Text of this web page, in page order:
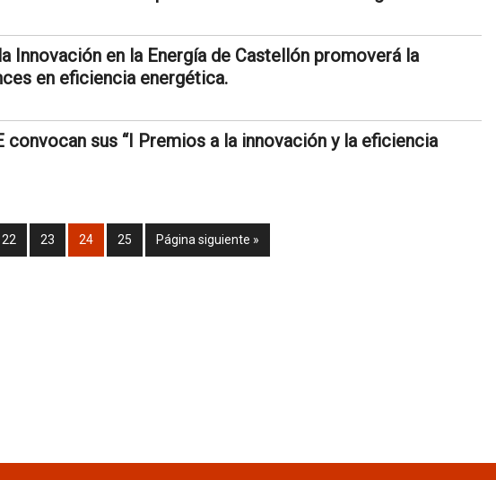
Innovación en la Energía de Castellón promoverá la
en eficiencia energética.
convocan sus “I Premios a la innovación y la eficiencia
22 23 24 25 Página siguiente »